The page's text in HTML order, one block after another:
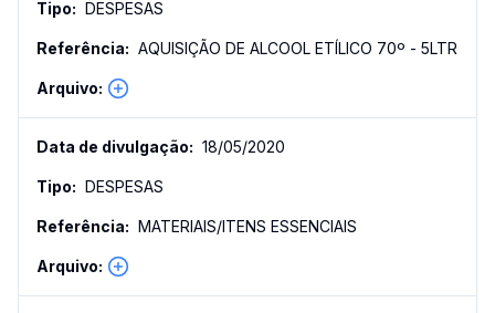
DESPESAS
AQUISIÇÃO DE ALCOOL ETÍLICO 70º - 5LTR
18/05/2020
DESPESAS
MATERIAIS/ITENS ESSENCIAIS